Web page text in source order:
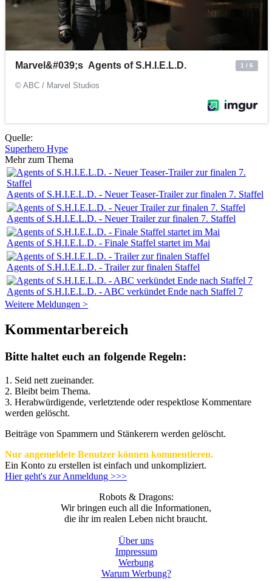
Quelle:
Superhero Hype
Mehr zum Thema
Agents of S.H.I.E.L.D. - Neuer Teaser-Trailer zur finalen 7. Staffel
Agents of S.H.I.E.L.D. - Neuer Trailer zur finalen 7. Staffel
Agents of S.H.I.E.L.D. - Finale Staffel startet im Mai
Agents of S.H.I.E.L.D. - Trailer zur finalen Staffel
Agents of S.H.I.E.L.D. - ABC verkündet Ende nach Staffel 7
Weitere Meldungen >
Kommentarbereich
Bitte haltet euch an folgende Regeln:
1. Seid nett zueinander.
2. Bleibt beim Thema.
3. Herabwürdigende, verletztende oder respektlose Kommentare
werden gelöscht.
Beiträge von Spammern und Stänkerern werden gelöscht.
Nur angemeldete Benutzer können kommentieren.
Ein Konto zu erstellen ist einfach und unkompliziert.
Hier geht's zur Anmeldung >>>
Robots & Dragons:
Wir bringen euch all die Informationen,
die ihr im realen Leben nicht braucht.
Über uns
Impressum
Werbung
Warum Werbung?